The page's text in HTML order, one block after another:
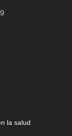
la salud